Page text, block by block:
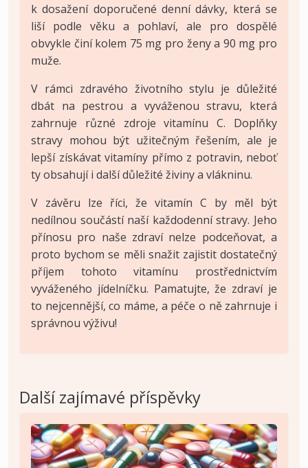
k dosažení doporučené denní dávky, která se
liší podle věku a pohlaví, ale pro dospělé
obvykle činí kolem 75 mg pro ženy a 90 mg pro
muže.
V rámci zdravého životního stylu je důležité
dbát na pestrou a vyváženou stravu, která
zahrnuje různé zdroje vitamínu C. Doplňky
stravy mohou být užitečným řešením, ale je
lepší získávat vitamíny přímo z potravin, neboť
ty obsahují i další důležité živiny a vlákninu.
V závěru lze říci, že vitamín C by měl být
nedílnou součástí naší každodenní stravy. Jeho
přínosu pro naše zdraví nelze podceňovat, a
proto bychom se měli snažit zajistit dostatečný
příjem tohoto vitamínu prostřednictvím
vyváženého jídelníčku. Pamatujte, že zdraví je
to nejcennější, co máme, a péče o ně zahrnuje i
správnou výživu!
Další zajímavé příspěvky